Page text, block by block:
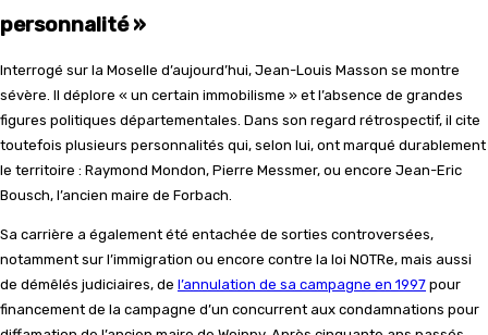
personnalité »
Interrogé sur la Moselle d’aujourd’hui, Jean-Louis Masson se montre
sévère. Il déplore « un certain immobilisme » et l’absence de grandes
figures politiques départementales. Dans son regard rétrospectif, il cite
toutefois plusieurs personnalités qui, selon lui, ont marqué durablement
le territoire : Raymond Mondon, Pierre Messmer, ou encore Jean-Eric
Bousch, l’ancien maire de Forbach.
Sa carrière a également été entachée de sorties controversées,
notamment sur l’immigration ou encore contre la loi NOTRe, mais aussi
de démêlés judiciaires, de l’annulation de sa campagne en 1997 pour
financement de la campagne d’un concurrent aux condamnations pour